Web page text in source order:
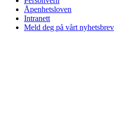
Åpenhetsloven
Intranett
Meld deg på vårt nyhetsbrev